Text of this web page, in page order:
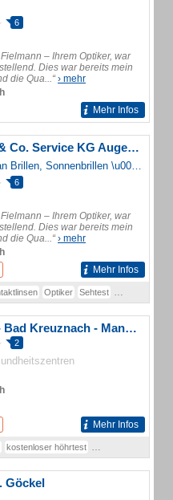
6
– Ihrem Optiker, war
Dies war bereits mein
die Qua...“› mehr
Mehr Infos
Fielmann AG & Co. Service KG Augenoptik
Große Auswahl an Brillen, Sonnenbrillen \u0026 Kontaktlinsen? Geld-zurück-Garantie? Zufriedenheitsgarantie? Kostenloser Sehtest?
6
– Ihrem Optiker, war
Dies war bereits mein
die Qua...“› mehr
Mehr Infos
Optiker Sehtest
Apollo-Optik - Bad Kreuznach - Mannheimer Str.
2
Mehr Infos
kostenloser höhrtest
Göckel